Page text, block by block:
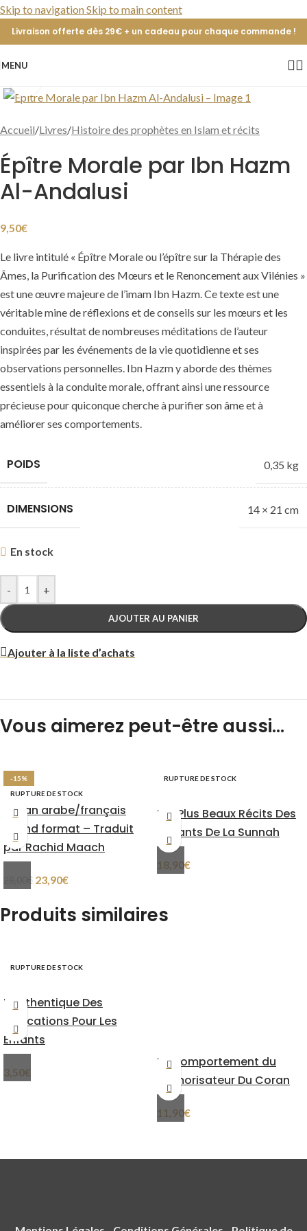
Skip to navigationSkip to main content
Livraison offerte dès 29€ + un cadeau pour chaque commande !
MENU
Accueil/Livres/Histoire des prophètes en Islam et récits
Épître Morale par Ibn Hazm
Al-Andalusi
9,50€
Le livre intitulé « Épître Morale ou l’épître sur la Thérapie des
Âmes, la Purification des Mœurs et le Renoncement aux Vilénies »
est une œuvre majeure de l’imam Ibn Hazm. Ce texte est une
véritable mine de réflexions et de conseils sur les mœurs et les
conduites, résultat de nombreuses méditations de l’auteur
inspirées par les événements de la vie quotidienne et ses
observations personnelles. Ibn Hazm y aborde des thèmes
essentiels à la conduite morale, offrant ainsi une ressource
précieuse pour quiconque cherche à purifier son âme et à
améliorer ses comportements.
POIDS 0,35 kg
DIMENSIONS 14 × 21 cm
En stock
- +
AJOUTER AU PANIER
Ajouter à la liste d’achats
Vous aimerez peut-être aussi…
-15%
RUPTURE DE STOCK
Coran arabe/français
Grand format – Traduit
par Rachid Maach
€ 23,90€
RUPTURE DE STOCK
Les Plus Beaux Récits Des
Savants De La Sunnah
18,90€
Produits similaires
RUPTURE DE STOCK
L’authentique Des
Invocations Pour Les
Enfants
3,50€
Le Comportement du
Mémorisateur Du Coran
11,90€